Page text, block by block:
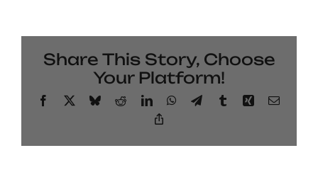
Share This Story, Choose
Your Platform!
Facebook BlueskyRedditLinkedInWhatsApp
TelegramTumblrXingEmail